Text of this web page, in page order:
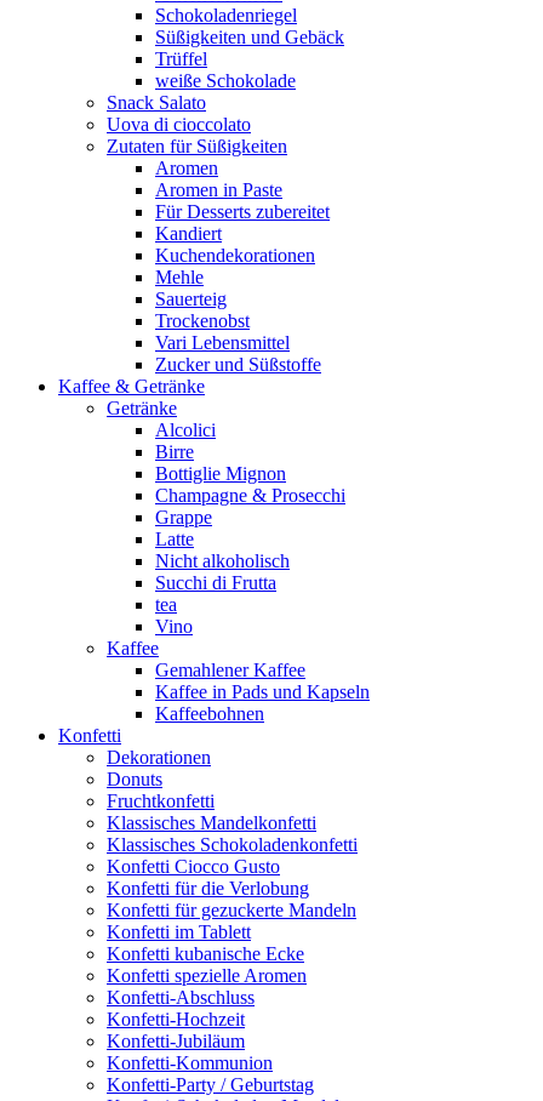
Schokoladenriegel
Süßigkeiten und Gebäck
Trüffel
weiße Schokolade
Snack Salato
Uova di cioccolato
Zutaten für Süßigkeiten
Aromen
Aromen in Paste
Für Desserts zubereitet
Kandiert
Kuchendekorationen
Mehle
Sauerteig
Trockenobst
Vari Lebensmittel
Zucker und Süßstoffe
Kaffee & Getränke
Getränke
Alcolici
Birre
Bottiglie Mignon
Champagne & Prosecchi
Grappe
Latte
Nicht alkoholisch
Succhi di Frutta
tea
Vino
Kaffee
Gemahlener Kaffee
Kaffee in Pads und Kapseln
Kaffeebohnen
Konfetti
Dekorationen
Donuts
Fruchtkonfetti
Klassisches Mandelkonfetti
Klassisches Schokoladenkonfetti
Konfetti Ciocco Gusto
Konfetti für die Verlobung
Konfetti für gezuckerte Mandeln
Konfetti im Tablett
Konfetti kubanische Ecke
Konfetti spezielle Aromen
Konfetti-Abschluss
Konfetti-Hochzeit
Konfetti-Jubiläum
Konfetti-Kommunion
Konfetti-Party / Geburtstag